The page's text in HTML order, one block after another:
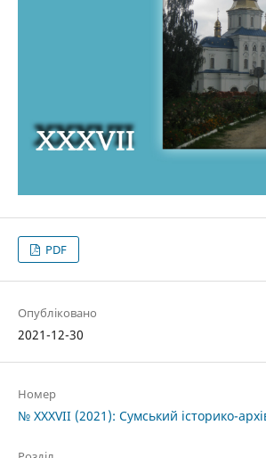
PDF
Опубліковано
2021-12-30
Номер
№ XXXVII (2021): Сумський історико-